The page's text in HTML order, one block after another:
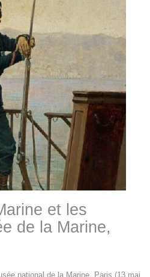
et les
de la Marine,
national de la Marine, Paris (13 mai